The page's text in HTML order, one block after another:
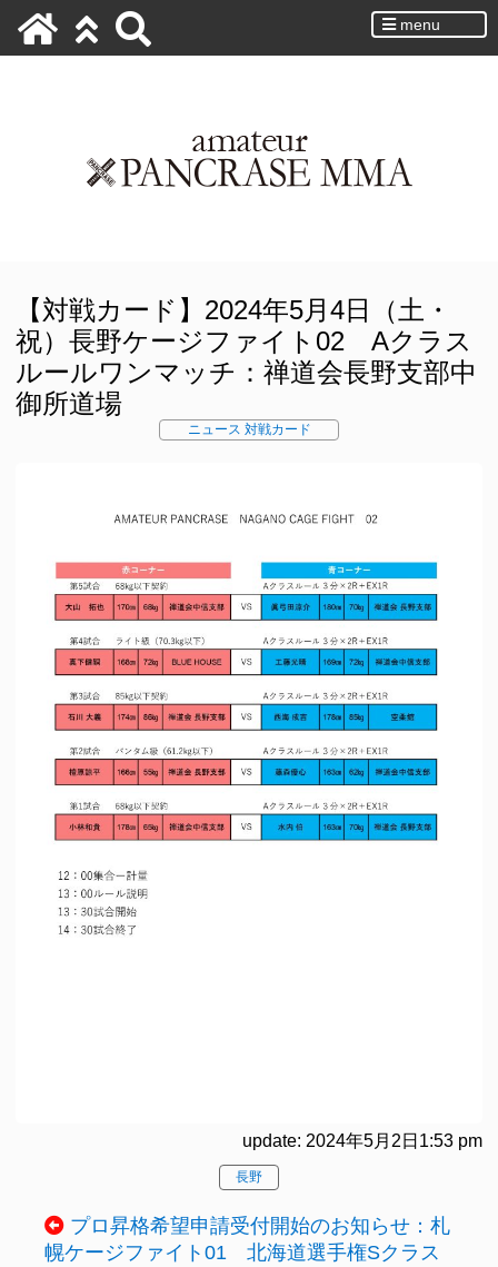
menu
【対戦カード】2024年5月4日（土・
祝）長野ケージファイト02 Aクラス
ルールワンマッチ：禅道会長野支部中
御所道場
ニュース 対戦カード
update: 2024年5月2日1:53 pm
長野
プロ昇格希望申請受付開始のお知らせ：札
幌ケージファイト01 北海道選手権Sクラス